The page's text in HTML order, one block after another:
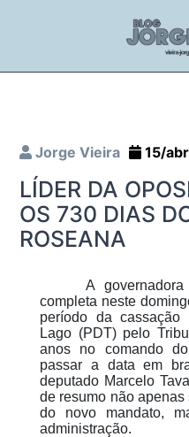
Jorge Vieira 15/
LÍDER DA
OS 730 DIAS
ROSEANA
A governadora
completa neste
período da cassação
Lago (PDT) pelo
anos no comando
passar a data em
deputado Marcelo
de resumo não
do novo mandato,
administração.